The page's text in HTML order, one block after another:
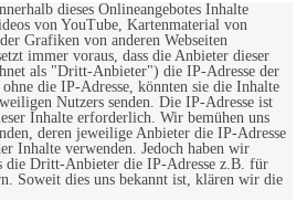
dieses Onlineangebotes Inhalte
von YouTube, Kartenmaterial von
Grafiken von anderen Webseiten
immer voraus, dass die Anbieter dieser
als "Dritt-Anbieter") die IP-Adresse der
die IP-Adresse, könnten sie die Inhalte
Nutzers senden. Die IP-Adresse ist
Inhalte erforderlich. Wir bemühen uns
deren jeweilige Anbieter die IP-Adresse
Inhalte verwenden. Jedoch haben wir
die Dritt-Anbieter die IP-Adresse z.B. für
Soweit dies uns bekannt ist, klären wir die